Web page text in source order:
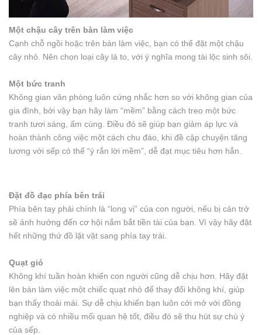
Một chậu cây trên bàn làm việc
Cạnh chỗ ngồi hoặc trên bàn làm việc, bạn có thể đặt một chậu
cây nhỏ. Nên chọn loại cây lá to, với ý nghĩa mong tài lộc sinh sôi.
Một bức tranh
Không gian văn phòng luôn cứng nhắc hơn so với không gian của
gia đình, bởi vậy bạn hãy làm “mềm” bằng cách treo một bức
tranh tươi sáng, ấm cúng. Điều đó sẽ giúp bạn giảm áp lực và
hoàn thành công việc một cách chu đáo, khi đề cập chuyện tăng
lương với sếp có thể “ý rắn lời mềm”, dễ đạt mục tiêu hơn hẳn.
Đặt đồ đạc phía bên trái
Phía bên tay phải chính là “long vị” của con người, nếu bị cản trở
sẽ ảnh hưởng đến cơ hội nắm bắt tiền tài của bạn. Vì vậy hãy đặt
hết những thứ đồ lặt vặt sang phía tay trái.
Quạt gió
Không khí tuần hoàn khiến con người cũng dễ chịu hơn. Hãy đặt
lên bàn làm việc một chiếc quạt nhỏ để thay đổi không khí, giúp
bạn thấy thoải mái. Sự dễ chịu khiến bạn luôn cởi mở với đồng
nghiệp và có nhiều mối quan hệ tốt, điều đó sẽ thu hút sự chú ý
của sếp.